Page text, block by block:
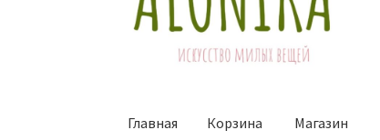
Главная Корзина Магазин